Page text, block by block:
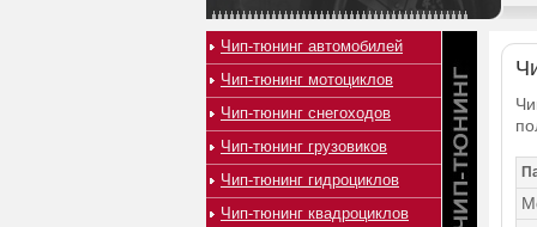
Чип-тюнинг автомобилей
Чип-тюнинг мотоциклов
Чип-тюнинг снегоходов
Чип-тюнинг грузовиков
Чип-тюнинг гидроциклов
Чип-тюнинг квадроциклов